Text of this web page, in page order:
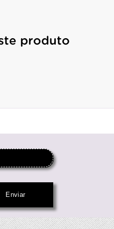
produto